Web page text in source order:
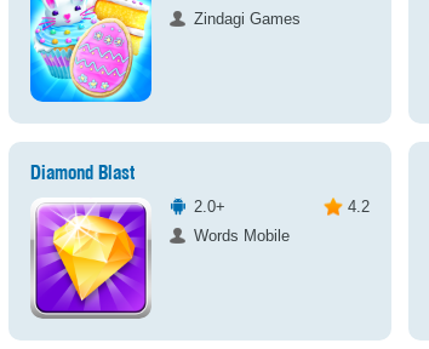
Zindagi Games
Diamond Blast
2.0+
4.2
Words Mobile